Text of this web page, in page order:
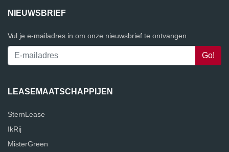
NIEUWSBRIEF
Vul je e-mailadres in om onze nieuwsbrief te ontvangen.
LEASEMAATSCHAPPIJEN
SternLease
IkRij
MisterGreen